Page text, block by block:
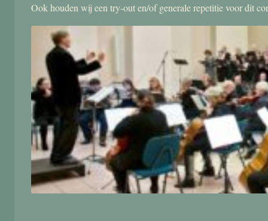
Ook houden wij een try-out en/of generale repetitie voor dit